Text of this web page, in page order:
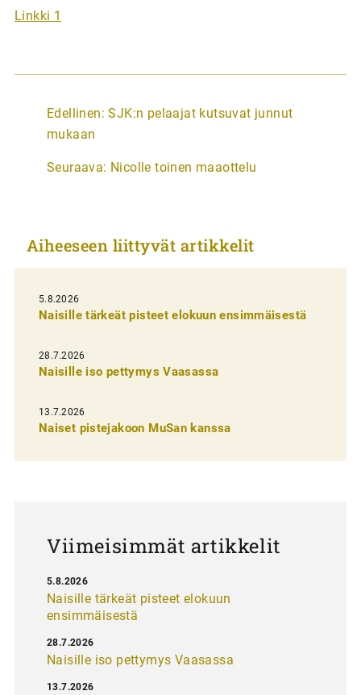
Linkki 1
A
r
i
e
i
e
n
s
e
l
Edellinen: SJK:n pelaajat kutsuvat junnut
mukaan
Seuraava: Nicolle toinen maaottelu
Aiheeseen liittyvät artikkelit
5.8.2026
Naisille tärkeät pisteet elokuun ensimmäisestä
28.7.2026
Naisille iso pettymys Vaasassa
13.7.2026
Naiset pistejakoon MuSan kanssa
Viimeisimmät artikkelit
Naisille tärkeät pisteet elokuun
ensimmäisestä
5.8.2026
Naisille iso pettymys Vaasassa
28.7.2026
13.7.2026